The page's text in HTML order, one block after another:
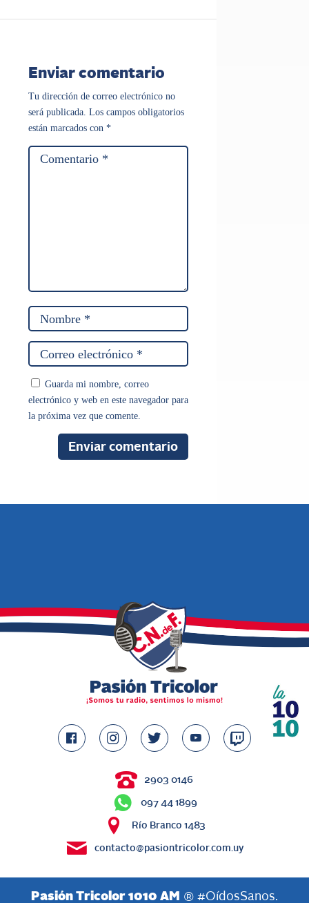
Enviar comentario
Tu dirección de correo electrónico no
será publicada. Los campos obligatorios
están marcados con *
Guarda mi nombre, correo
electrónico y web en este navegador para
la próxima vez que comente.
2903 0146
097 44 1899
Río Branco 1483
contacto@pasiontricolor.com.uy
Pasión Tricolor 1010 AM ® #OídosSanos.